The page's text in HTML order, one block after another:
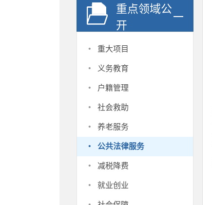
重点领域公
开
· 重大项目
· 义务教育
· 户籍管理
· 社会救助
· 养老服务
· 公共法律服务
· 减税降费
· 就业创业